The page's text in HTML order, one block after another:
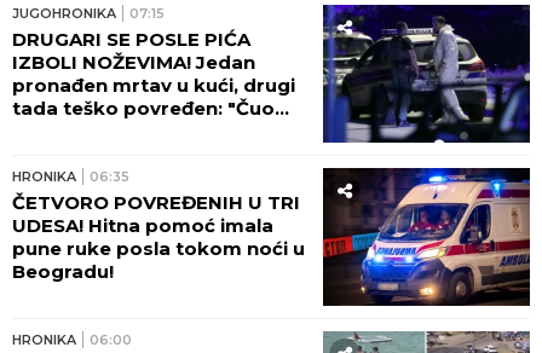
plen!
JUGOHRONIKA 07:15
DRUGARI SE POSLE PIĆA
IZBOLI NOŽEVIMA! Jedan
pronađen mrtav u kući, drugi
tada teško povređen: "Čuo
HRONIKA 06:35
ČETVORO POVREĐENIH U TRI
UDESA! Hitna pomoć imala
pune ruke posla tokom noći u
Beogradu!
HRONIKA 06:00